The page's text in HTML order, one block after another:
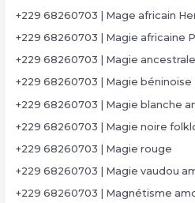
+229 68260703 | Mage africain
+229 68260703 | Magie africaine
+229 68260703 | Magie ancestrale
+229 68260703 | Magie béninoise
+229 68260703 | Magie blanche
+229 68260703 | Magie noire
+229 68260703 | Magie rouge
+229 68260703 | Magie vaudou
+229 68260703 | Magnétisme